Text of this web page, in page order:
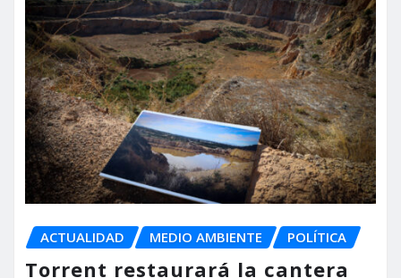
ACTUALIDAD MEDIO AMBIENTE POLÍTICA
Torrent restaurará la cantera